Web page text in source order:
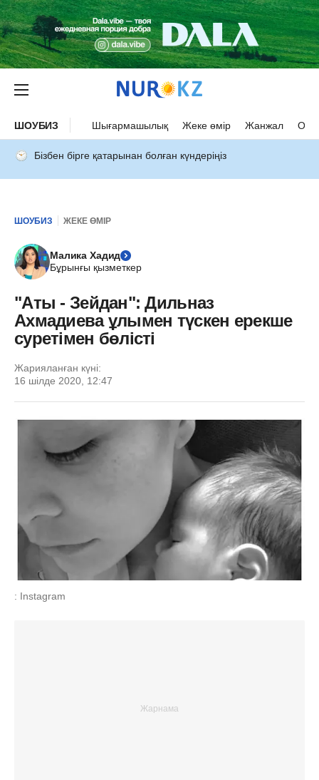
ШОУБИЗ Шығармашылық Жеке өмір Жанжал
Бізбен бірге қатарынан болған күндеріңіз
ШОУБИЗ ЖЕКЕ ӨМІР
Малика Хадид
Бұрынғы қызметкер
"Аты - Зейдан": Дильназ
Ахмадиева ұлымен түскен ерекше
суретімен бөлісті
Жарияланған күні:
16 шілде 2020, 12:47
: Instagram